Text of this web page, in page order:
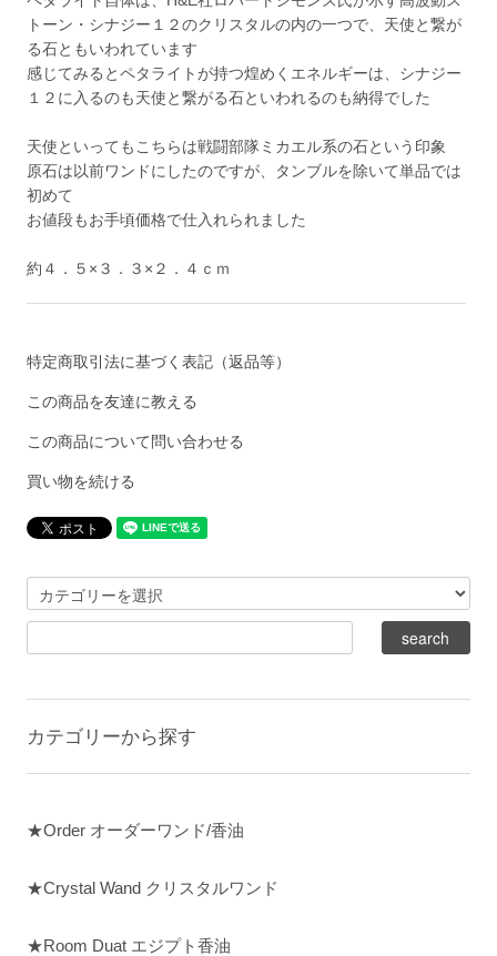
トーン・シナジー１２のクリスタルの内の一つで、天使と繋が
る石ともいわれています
感じてみるとペタライトが持つ煌めくエネルギーは、シナジー
１２に入るのも天使と繋がる石といわれるのも納得でした
天使といってもこちらは戦闘部隊ミカエル系の石という印象
原石は以前ワンドにしたのですが、タンブルを除いて単品では
初めて
お値段もお手頃価格で仕入れられました
約４．５×３．３×２．４ｃｍ
特定商取引法に基づく表記（返品等）
この商品を友達に教える
この商品について問い合わせる
買い物を続ける
カテゴリーから探す
★Order オーダーワンド/香油
★Crystal Wand クリスタルワンド
★Room Duat エジプト香油